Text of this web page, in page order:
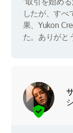
したが、すべ
果、Yukon
た。ありがと